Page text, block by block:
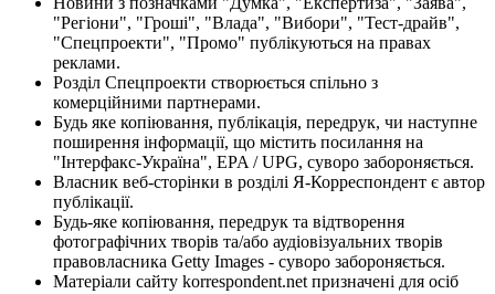
"Регіони", "Гроші", "Влада", "Вибори", "Тест-драйв",
"Спецпроекти", "Промо" публікуються на правах
реклами.
Розділ Спецпроекти створюється спільно з
комерційними партнерами.
Будь яке копіювання, публікація, передрук, чи наступне
поширення інформації, що містить посилання на
"Інтерфакс-Україна", EPA / UPG, суворо забороняється.
Власник веб-сторінки в розділі Я-Корреспондент є автор
публікації.
Будь-яке копіювання, передрук та відтворення
фотографічних творів та/або аудіовізуальних творів
правовласника Getty Images - суворо забороняється.
Матеріали сайту korrespondent.net призначені для осіб